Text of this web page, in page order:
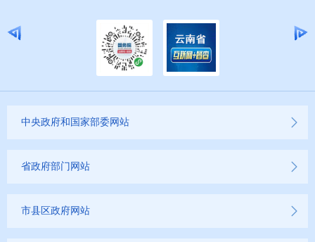
中央政府和国家部委网站
省政府部门网站
市县区政府网站